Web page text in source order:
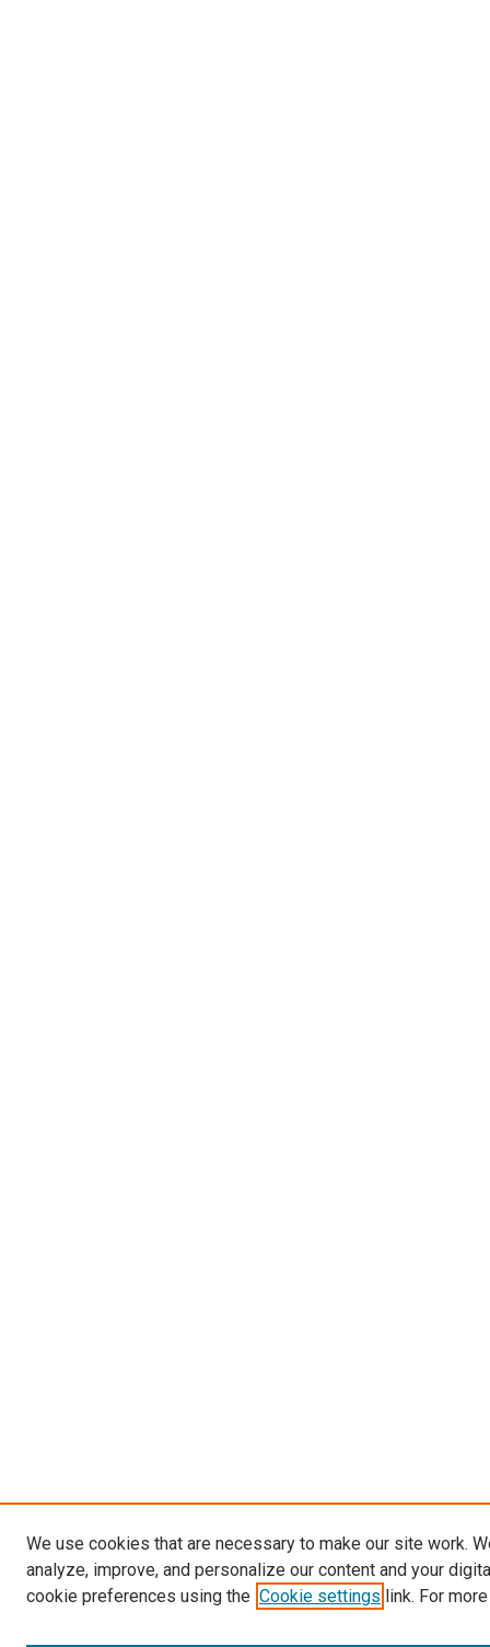
We use cookies that are necessary to make our site work.
analyze, improve, and personalize our content and your
cookie preferences using the Cookie settings link. For